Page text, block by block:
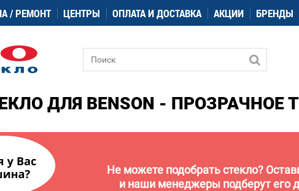
/ РЕМОНТ ЦЕНТРЫ ОПЛАТА И ДОСТАВКА АКЦИИ БРЕНДЫ
ДЛЯ BENSON - ПРОЗРАЧНОЕ
Не можете подобрать стекло?
и наши менеджеры подберут его